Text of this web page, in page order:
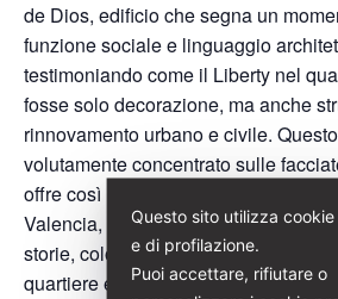
de Dios, edificio che segna un
funzione sociale e linguaggio
testimoniando come il Liberty nel
fosse solo decorazione, ma anche
rinnovamento urbano e civile.
volutamente concentrato sulle
offre così l’occasione di conoscere
Valencia, lontano dai grandi
storie, colori e dettagli capaci di
quartiere e la sua adesione originale
Questo sito utilizza
e di profilazione.
Puoi accettare, rifiutare o